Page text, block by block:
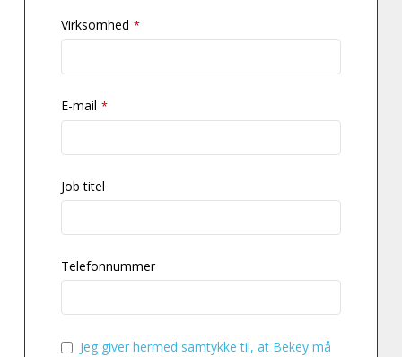
Virksomhed *
E-mail *
Job titel
Telefonnummer
Jeg giver hermed samtykke til, at Bekey må